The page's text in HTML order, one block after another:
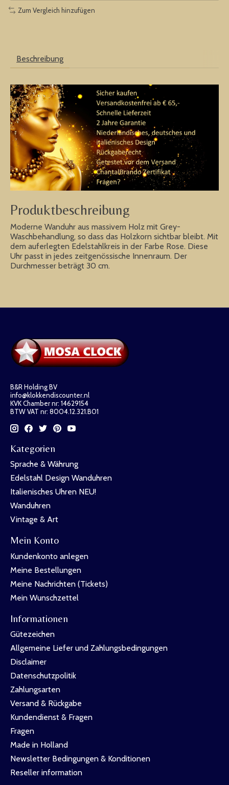
Zum Vergleich hinzufügen
Beschreibung
Produktbeschreibung
Moderne Wanduhr aus massivem Holz mit Grey-
Waschbehandlung, so dass das Holzkorn sichtbar bleibt. Mit
dem auferlegten Edelstahlkreis in der Farbe Rose. Diese
Uhr passt in jedes zeitgenössische Innenraum. Der
Durchmesser beträgt 30 cm.
B&R Holding BV
info@klokkendiscounter.nl
KVK Chamber nr: 14629154
BTW VAT nr: 8004.12.321.B01
Kategorien
Sprache & Währung
Edelstahl Design Wanduhren
Italienisches Uhren NEU!
Wanduhren
Vintage & Art
Mein Konto
Kundenkonto anlegen
Meine Bestellungen
Meine Nachrichten (Tickets)
Mein Wunschzettel
Informationen
Gütezeichen
Allgemeine Liefer und Zahlungsbedingungen
Disclaimer
Datenschutzpolitik
Zahlungsarten
Versand & Rückgabe
Kundendienst & Fragen
Fragen
Made in Holland
Newsletter Bedingungen & Konditionen
Reseller information